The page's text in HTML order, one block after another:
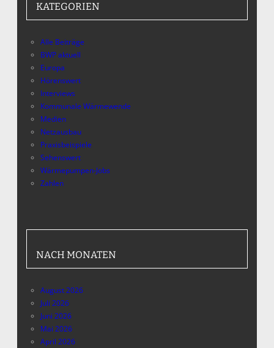
KATEGORIEN
Alle Beiträge
BWP aktuell
Europa
Hörenswert
Interviews
Kommunale Wärmewende
Medien
Netzausbau
Praxisbeispiele
Sehenswert
Wärmepumpen-Jobs
Zahlen
NACH MONATEN
August 2026
Juli 2026
Juni 2026
Mai 2026
April 2026